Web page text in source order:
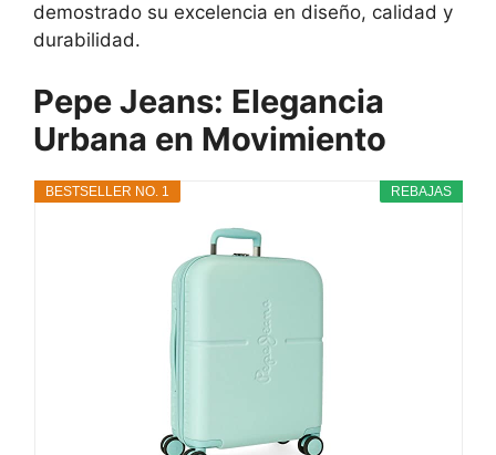
demostrado su excelencia en diseño, calidad y
durabilidad.
Pepe Jeans: Elegancia
Urbana en Movimiento
REBAJAS
BESTSELLER NO. 1